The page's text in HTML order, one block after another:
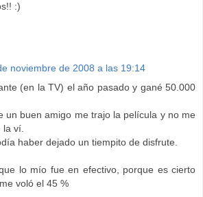
:)
noviembre de 2008 a las 19:14
(en la TV) el año pasado y gané 50.000
un buen amigo me trajo la película y no me
la ví.
haber dejado un tiempito de disfrute.
lo mío fue en efectivo, porque es cierto
voló el 45 %